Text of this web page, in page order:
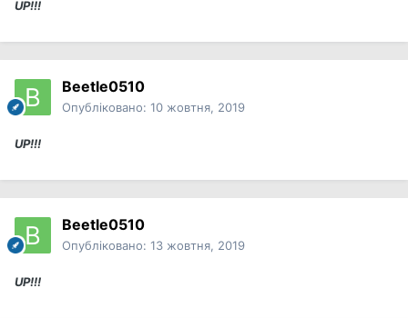
UP!!!
Beetle0510
Опубліковано: 10 жовтня, 2019
UP!!!
Beetle0510
Опубліковано: 13 жовтня, 2019
UP!!!